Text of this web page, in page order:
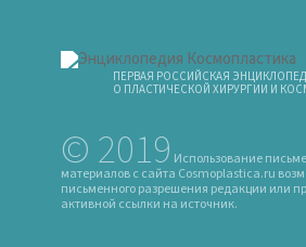
ПЕРВАЯ РОССИЙСКАЯ
О ПЛАСТИЧЕСКОЙ ХИРУРГИИ И
© 2019 Использование
материалов с сайта Cosmoplastica.ru
письменного разрешения редакции или
активной ссылки на источник.